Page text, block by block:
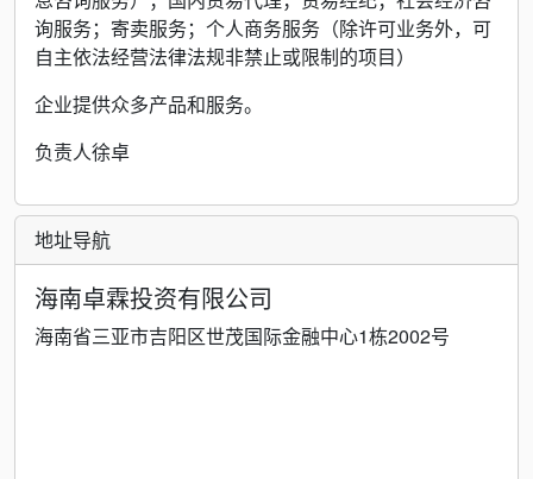
询服务；寄卖服务；个人商务服务（除许可业务外，可
自主依法经营法律法规非禁止或限制的项目）
企业提供众多产品和服务。
负责人徐卓
地址导航
海南卓霖投资有限公司
海南省三亚市吉阳区世茂国际金融中心1栋2002号